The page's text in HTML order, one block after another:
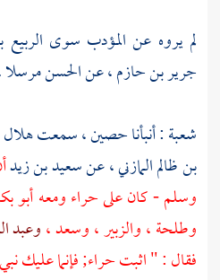
لم يروه عن المؤدب سوى
جرير بن حازم، عنالحسن
شعبة: أنبأناحصين، سمعت
بن ظالم المازني، عنسعيد بن زيد
وسلم - كان علىحراءومعهأبو
وطلحة،والزبير،وسعد،وعبد
فقال : " اثبتحراء;فإنما عليك